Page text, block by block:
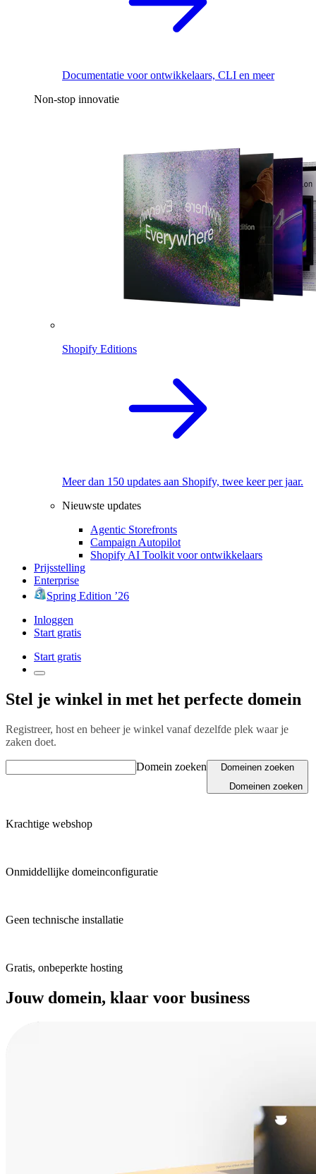
Documentatie voor ontwikkelaars, CLI en meer
Non-stop innovatie
Shopify Editions
Meer dan 150 updates aan Shopify, twee keer per jaar.
Nieuwste updates
Agentic Storefronts
Campaign Autopilot
Shopify AI Toolkit voor ontwikkelaars
Prijsstelling
Enterprise
Spring Edition ’26
Inloggen
Start gratis
Start gratis
Stel je winkel in met het perfecte domein
Registreer, host en beheer je winkel vanaf dezelfde plek waar je
zaken doet.
Domein zoeken
Domeinen zoeken
Domeinen zoeken
Krachtige webshop
Onmiddellijke domeinconfiguratie
Geen technische installatie
Gratis, onbeperkte hosting
Jouw domein, klaar voor business